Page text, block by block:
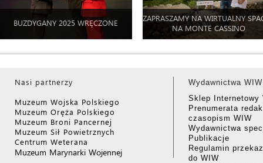
BUZDYGANY 2025 WRĘCZONE
ZAPRASZAMY NA WIRTUALNY
NA MONTE CASSINO
Nasi partnerzy
Muzeum Wojska Polskiego
Muzeum Oręża Polskiego
Muzeum Broni Pancernej
Muzeum Sił Powietrznych
Centrum Weterana
Muzeum Marynarki Wojennej
Wydawnictwa WIW
Sklep Internetowy
Prenumerata
czasopism WIW
Wydawnictwa
Publikacje
Regulamin
do WIW